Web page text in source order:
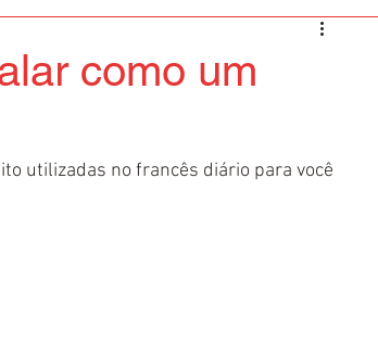
como um
utilizadas no francês diário para você